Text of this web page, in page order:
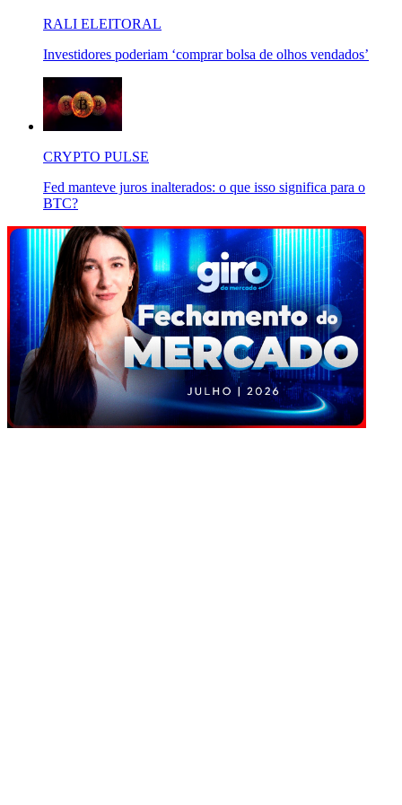
RALI ELEITORAL
Investidores poderiam ‘comprar bolsa de olhos vendados’
CRYPTO PULSE
Fed manteve juros inalterados: o que isso significa para o
BTC?